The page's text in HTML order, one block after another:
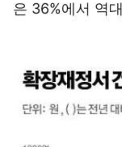
은 36%에서 역